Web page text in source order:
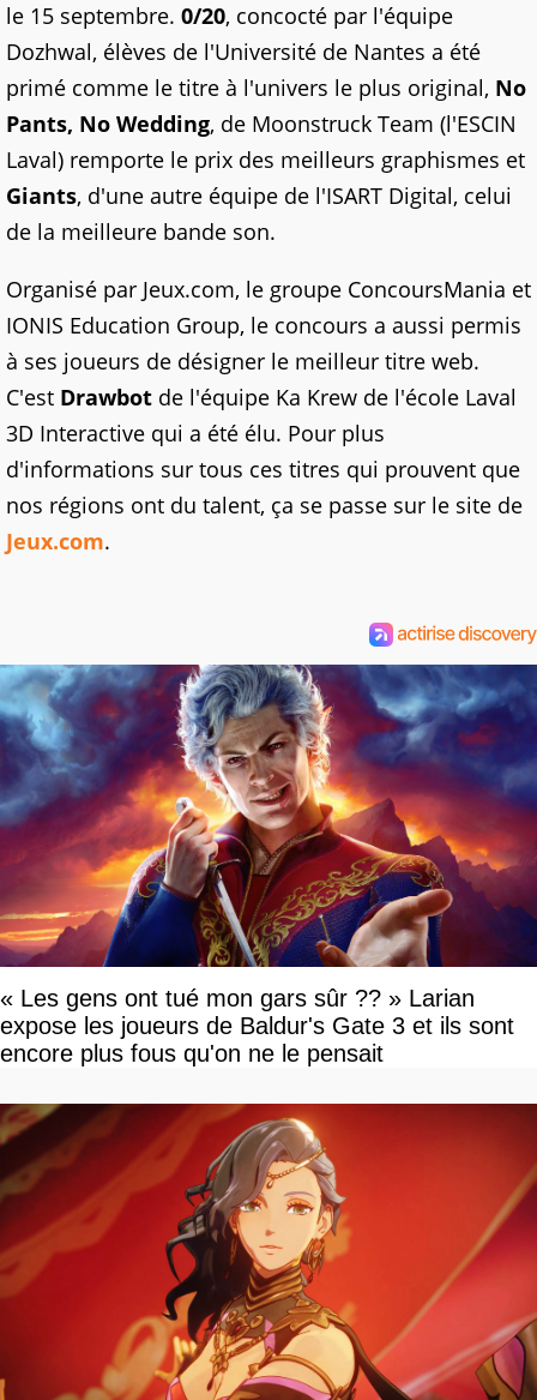
le 15 septembre. 0/20, concocté par l'équipe
Dozhwal, élèves de l'Université de Nantes a été
primé comme le titre à l'univers le plus original, No
Pants, No Wedding, de Moonstruck Team (l'ESCIN
Laval) remporte le prix des meilleurs graphismes et
Giants, d'une autre équipe de l'ISART Digital, celui
de la meilleure bande son.
Organisé par Jeux.com, le groupe ConcoursMania et
IONIS Education Group, le concours a aussi permis
à ses joueurs de désigner le meilleur titre web.
C'est Drawbot de l'équipe Ka Krew de l'école Laval
3D Interactive qui a été élu. Pour plus
d'informations sur tous ces titres qui prouvent que
nos régions ont du talent, ça se passe sur le site de
Jeux.com.
« Les gens ont tué mon gars sûr ?? » Larian
expose les joueurs de Baldur's Gate 3 et ils sont
encore plus fous qu'on ne le pensait